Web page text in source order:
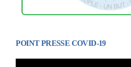
POINT PRESSE COVID-19